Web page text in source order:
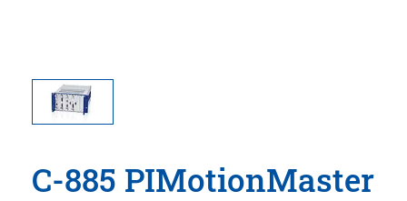
C-885 PIMotionMaster